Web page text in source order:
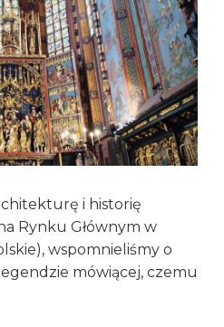
i historię
Rynku Głównym w
wspomnieliśmy o
mówiącej, czemu